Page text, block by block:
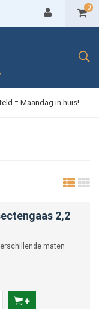
0
= Maandag in huis!
2,2
maten